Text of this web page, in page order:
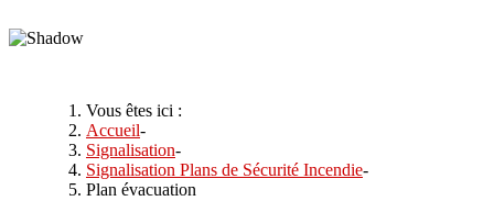
Vous êtes ici :
Accueil-
Signalisation-
Signalisation Plans de Sécurité Incendie-
Plan évacuation